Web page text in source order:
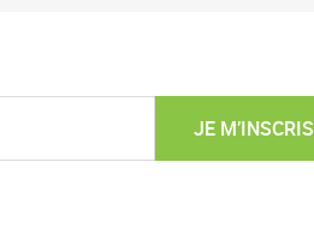
JE M’INSCRIS